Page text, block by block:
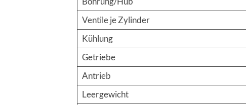
Ventile je Zylinder
Kühlung
Getriebe
Antrieb
Leergewicht